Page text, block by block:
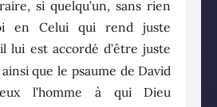
si quelqu’un, sans rien
en Celui qui rend juste
lui est accordé d’être juste
ainsi que le psaume de David
l’homme à qui Dieu